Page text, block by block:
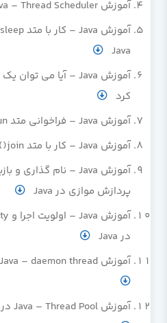
آموزش Java – Thread Scheduler در Java
Java
کرد
آموزش Java – فراخوانی متد run()
آموزش Java – کار با متد join() در پردازش موازی
پردازش موازی در Java
در Java
آموزش Java – daemon thread در پردازش موازی Java
آموزش Java – Thread Pool در پردازش موازی در Java